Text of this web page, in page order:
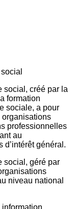
social, créé par la
formation
sociale, a pour
organisations
professionnelles
au
d’intérêt général.
social, géré par
niveau national
information